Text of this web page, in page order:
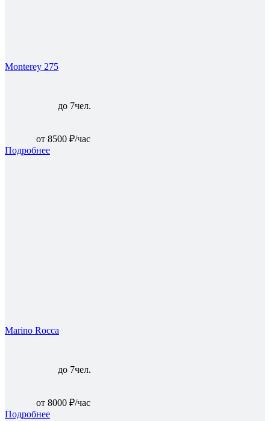
Monterey 275
до 7чел.
от 8500 ₽/час
Подробнее
Marino Rocca
до 7чел.
от 8000 ₽/час
Подробнее